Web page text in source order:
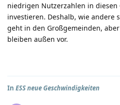
niedrigen Nutzerzahlen in
investieren. Deshalb, wie andere
geht in den Großgemeinden,
bleiben außen vor.
In ESS neue Geschwindigkeiten